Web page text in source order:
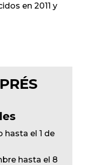
en 2011 y
hasta el 1 de
hasta el 8